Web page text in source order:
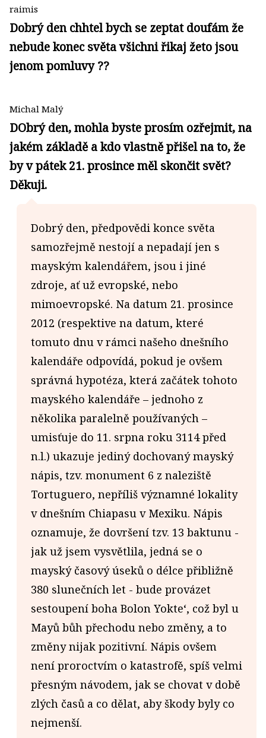
raimis
Dobrý den chhtel bych se zeptat doufám že
nebude konec světa všichni řikaj žeto jsou
jenom pomluvy ??
Michal Malý
DObrý den, mohla byste prosím ozřejmit, na
jakém základě a kdo vlastně přišel na to, že
by v pátek 21. prosince měl skončit svět?
Děkuji.
Dobrý den, předpovědi konce světa
samozřejmě nestojí a nepadají jen s
mayským kalendářem, jsou i jiné
zdroje, ať už evropské, nebo
mimoevropské. Na datum 21. prosince
2012 (respektive na datum, které
tomuto dnu v rámci našeho dnešního
kalendáře odpovídá, pokud je ovšem
správná hypotéza, která začátek tohoto
mayského kalendáře – jednoho z
několika paralelně používaných –
umisťuje do 11. srpna roku 3114 před
n.l.) ukazuje jediný dochovaný mayský
nápis, tzv. monument 6 z naleziště
Tortuguero, nepříliš významné lokality
v dnešním Chiapasu v Mexiku. Nápis
oznamuje, že dovršení tzv. 13 baktunu -
jak už jsem vysvětlila, jedná se o
mayský časový úseků o délce přibližně
380 slunečních let - bude provázet
sestoupení boha Bolon Yokte‘, což byl u
Mayů bůh přechodu nebo změny, a to
změny nijak pozitivní. Nápis ovšem
není proroctvím o katastrofě, spíš velmi
přesným návodem, jak se chovat v době
zlých časů a co dělat, aby škody byly co
nejmenší.